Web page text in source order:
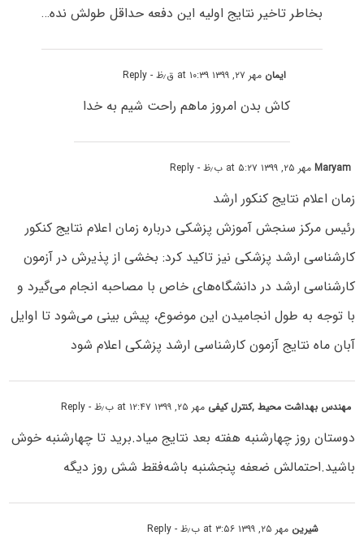
بخاطر تاخیر نتایج اولیه این دفعه حداقل طولش نده…
ایمان مهر ۲۷, ۱۳۹۹ at ۱۰:۳۹ ق٫ظ - Reply
کاش بدن امروز ماهم راحت شیم به خدا
Maryamمهر ۲۵, ۱۳۹۹ at ۵:۲۷ ب٫ظ - Reply
زمان اعلام نتایج کنکور ارشد
رئیس مرکز سنجش آموزش پزشکی درباره زمان اعلام نتایج کنکور
کارشناسی ارشد پزشکی نیز تاکید کرد: بخشی از پذیرش در آزمون
کارشناسی ارشد در دانشگاه‌های خاص با مصاحبه انجام می‌گیرد و
با توجه به طول انجامیدن این موضوع، پیش بینی می‌شود تا اوایل
آبان ماه نتایج آزمون کارشناسی ارشد پزشکی اعلام شود
مهندس بهداشت محیط ,کنترل کیفی مهر ۲۵, ۱۳۹۹ at ۱۲:۴۷ ب٫ظ - Reply
دوستان روز چهارشنبه هفته بعد نتایج میاد.برید تا چهارشنبه خوش
باشید.احتمالش ضعفه پنجشنبه باشه‌فقط شش روز دیگه
شیرین مهر ۲۵, ۱۳۹۹ at ۳:۵۶ ب٫ظ - Reply